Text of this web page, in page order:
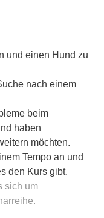
und einen Hund zu
nach einem
beim
haben
möchten.
Tempo an und
den Kurs gibt.
sich um